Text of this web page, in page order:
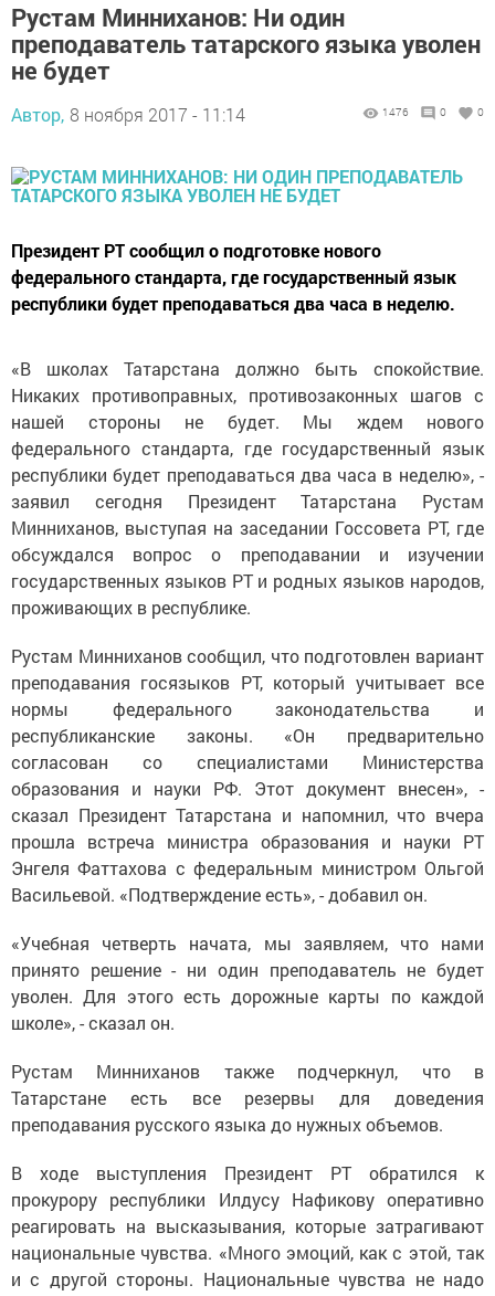
Рустам Минниханов: Ни один
преподаватель татарского языка уволен
не будет
Автор, 8 ноября 2017 - 11:14 1476 0 0
Президент РТ сообщил о подготовке нового
федерального стандарта, где государственный язык
республики будет преподаваться два часа в неделю.
«В школах Татарстана должно быть спокойствие.
Никаких противоправных, противозаконных шагов с
нашей стороны не будет. Мы ждем нового
федерального стандарта, где государственный язык
республики будет преподаваться два часа в неделю», -
заявил сегодня Президент Татарстана Рустам
Минниханов, выступая на заседании Госсовета РТ, где
обсуждался вопрос о преподавании и изучении
государственных языков РТ и родных языков народов,
проживающих в республике.
Рустам Минниханов сообщил, что подготовлен вариант
преподавания госязыков РТ, который учитывает все
нормы федерального законодательства и
республиканские законы. «Он предварительно
согласован со специалистами Министерства
образования и науки РФ. Этот документ внесен», -
сказал Президент Татарстана и напомнил, что вчера
прошла встреча министра образования и науки РТ
Энгеля Фаттахова с федеральным министром Ольгой
Васильевой. «Подтверждение есть», - добавил он.
«Учебная четверть начата, мы заявляем, что нами
принято решение - ни один преподаватель не будет
уволен. Для этого есть дорожные карты по каждой
школе», - сказал он.
Рустам Минниханов также подчеркнул, что в
Татарстане есть все резервы для доведения
преподавания русского языка до нужных объемов.
В ходе выступления Президент РТ обратился к
прокурору республики Илдусу Нафикову оперативно
реагировать на высказывания, которые затрагивают
национальные чувства. «Много эмоций, как с этой, так
и с другой стороны. Национальные чувства не надо